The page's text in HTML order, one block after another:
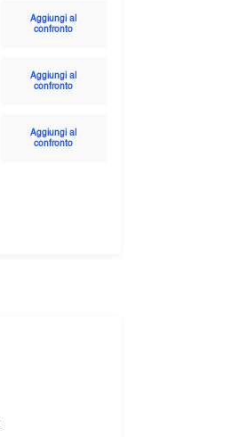
Aggiungi al
confronto
Aggiungi al
confronto
Aggiungi al
confronto